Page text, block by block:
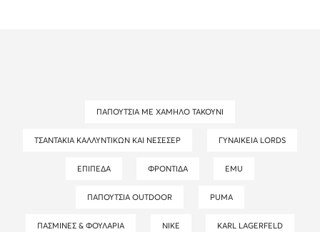
ΠΑΠΟΎΤΣΙΑ ΜΕ ΧΑΜΗΛΌ ΤΑΚΟΎΝΙ
ΤΣΑΝΤΆΚΙΑ ΚΑΛΛΥΝΤΙΚΏΝ ΚΑΙ ΝΕΣΕΣΈΡ ΓΥΝΑΙΚΕΊΑ LORDS
ΕΠΊΠΕΔΑ ΦΡΟΝΤΊΔΑ EMU
ΠΑΠΟΎΤΣΙΑ OUTDOOR PUMA
ΠΑΣΜΊΝΕΣ & ΦΟΥΛΆΡΙΑ NIKE KARL LAGERFELD